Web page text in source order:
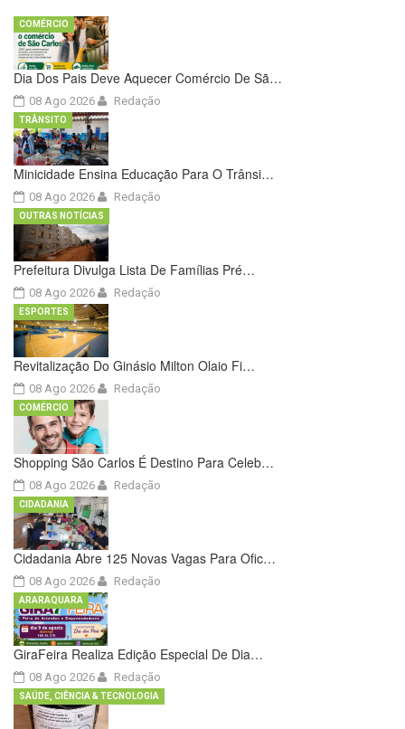
Dia Dos Pais Deve Aquecer Comércio De Sã…
08 Ago 2026
COMÉRCIO
Redação
Minicidade Ensina Educação Para O Trânsi…
08 Ago 2026
TRÂNSITO
Redação
Prefeitura Divulga Lista De Famílias Pré…
08 Ago 2026
OUTRAS NOTÍCIAS
Redação
Revitalização Do Ginásio Milton Olaio Fi…
08 Ago 2026
ESPORTES
Redação
Shopping São Carlos É Destino Para Celeb…
08 Ago 2026
COMÉRCIO
Redação
Cidadania Abre 125 Novas Vagas Para Ofic…
08 Ago 2026
CIDADANIA
Redação
GiraFeira Realiza Edição Especial De Dia…
08 Ago 2026
ARARAQUARA
Redação
SAÚDE, CIÊNCIA & TECNOLOGIA